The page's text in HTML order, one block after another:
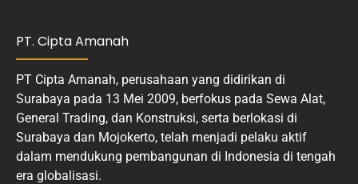
PT. Cipta Amanah
PT Cipta Amanah, perusahaan yang didirikan di
Surabaya pada 13 Mei 2009, berfokus pada Sewa Alat,
General Trading, dan Konstruksi, serta berlokasi di
Surabaya dan Mojokerto, telah menjadi pelaku aktif
dalam mendukung pembangunan di Indonesia di tengah
era globalisasi.